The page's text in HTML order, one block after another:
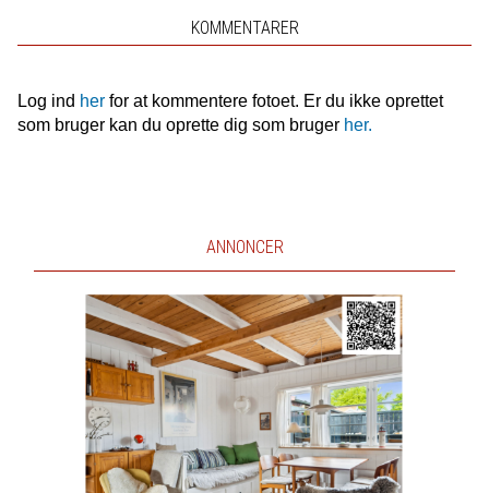
KOMMENTARER
Log ind herfor at kommentere fotoet. Er du ikke oprettet
som bruger kan du oprette dig som bruger her.
ANNONCER